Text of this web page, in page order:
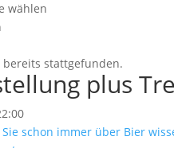
wählen
bereits stattgefunden.
plus
schon immer über Bier